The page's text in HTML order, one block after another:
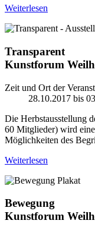
Weiterlesen
Transparent
Kunstforum
Zeit und Ort der
28.10.2017 bis
Die Herbstausstellung
60 Mitglieder) wird
Möglichkeiten des
Weiterlesen
Bewegung
Kunstforum